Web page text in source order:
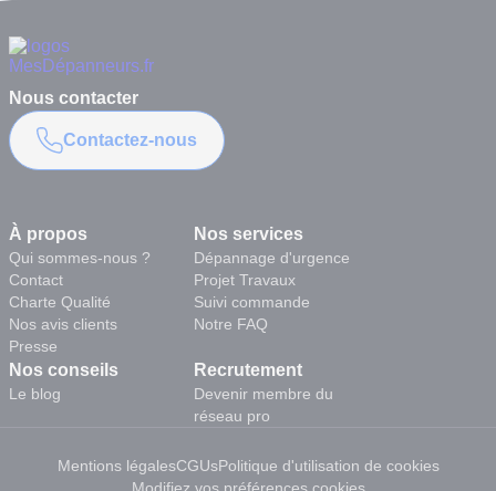
À propos
Qui sommes-nous ?
Contact
Charte Qualité
Nos avis clients
Presse
Nos services
Dépannage d'urgence
Projet Travaux
Suivi commande
Notre FAQ
Nos conseils
Le blog
Recrutement
Devenir membre du
réseau pro
Nous contacter
Contactez-nous
Mentions légalesCGUsPolitique d'utilisation de cookies